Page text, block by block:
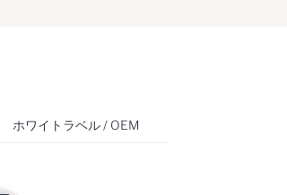
ホワイトラベル / OEM